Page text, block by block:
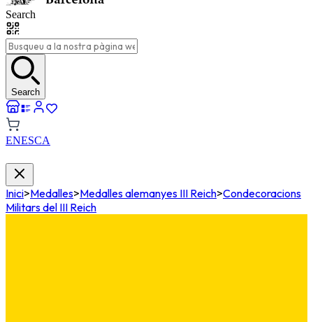
Search
Search
ENESCA
Inici>Medalles>Medalles alemanyes III Reich>Condecoracions
Militars del III Reich